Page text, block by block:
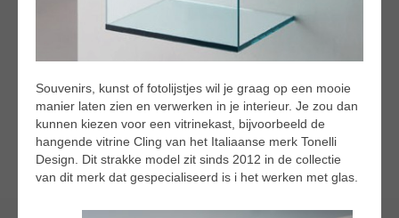
Souvenirs, kunst of fotolijstjes wil je graag op een mooie
manier laten zien en verwerken in je interieur. Je zou dan
kunnen kiezen voor een vitrinekast, bijvoorbeeld de
hangende vitrine Cling van het Italiaanse merk Tonelli
Design. Dit strakke model zit sinds 2012 in de collectie
van dit merk dat gespecialiseerd is i het werken met glas.